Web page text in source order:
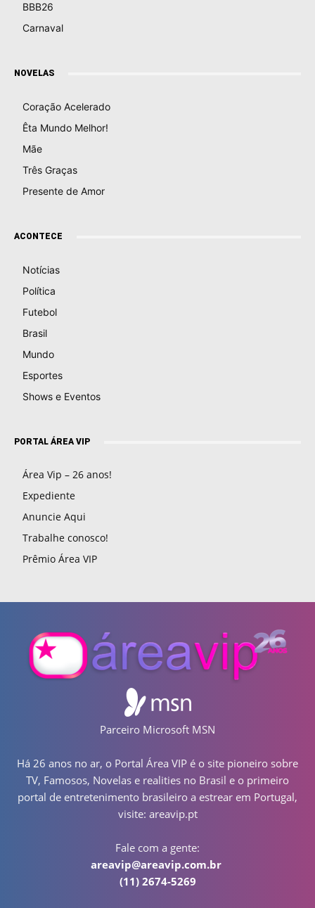
BBB26
Carnaval
NOVELAS
Coração Acelerado
Êta Mundo Melhor!
Mãe
Três Graças
Presente de Amor
ACONTECE
Notícias
Política
Futebol
Brasil
Mundo
Esportes
Shows e Eventos
PORTAL ÁREA VIP
Área Vip – 26 anos!
Expediente
Anuncie Aqui
Trabalhe conosco!
Prêmio Área VIP
Parceiro Microsoft MSN
Há 26 anos no ar, o Portal Área VIP é o site pioneiro sobre
TV, Famosos, Novelas e realities no Brasil e o primeiro
portal de entretenimento brasileiro a estrear em Portugal,
visite: areavip.pt
Fale com a gente:
areavip@areavip.com.br
(11) 2674-5269